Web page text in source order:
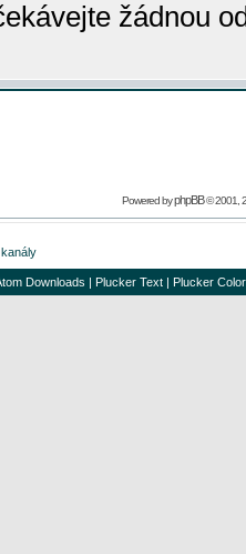
žádnou
Powered byphpBB© 2001,
Downloads | Plucker Text | Plucker Color